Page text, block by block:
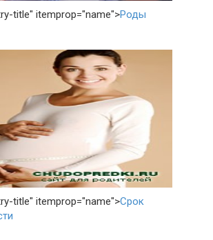
title" itemprop="name">Роды
title" itemprop="name">Срок